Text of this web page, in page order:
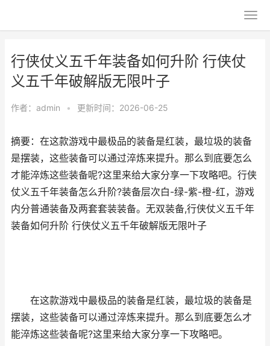
行侠仗义五千年装备如何升阶 行侠仗
义五千年破解版无限叶子
作者： admin • 更新时间：2026-06-25
摘要：在这款游戏中最极品的装备是红装，最垃圾的装备
是摆装，这些装备可以通过淬炼来提升。那么到底要怎么
才能淬炼这些装备呢?这里来给大家分享一下攻略吧。行侠
仗义五千年装备怎么升阶?装备层次白-绿-紫-橙-红，游戏
内分普通装备及两套套装装备。无双装备,行侠仗义五千年
装备如何升阶 行侠仗义五千年破解版无限叶子
在这款游戏中最极品的装备是红装，最垃圾的装备是
摆装，这些装备可以通过淬炼来提升。那么到底要怎么才
能淬炼这些装备呢?这里来给大家分享一下攻略吧。